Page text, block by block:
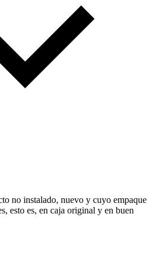
no instalado, nuevo y cuyo empaque
esto es, en caja original y en buen